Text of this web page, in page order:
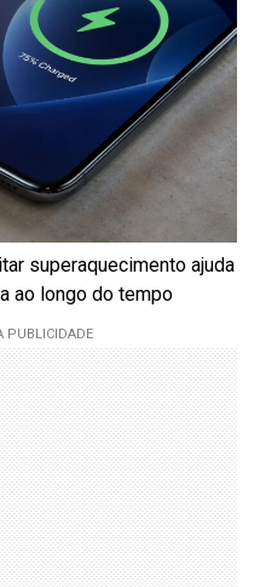
superaquecimento ajuda
ao longo do tempo